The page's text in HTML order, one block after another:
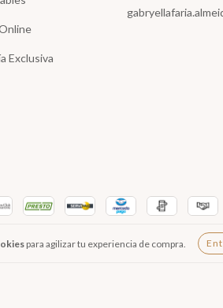
para agilizar tu experiencia de compra.
Exclusiva